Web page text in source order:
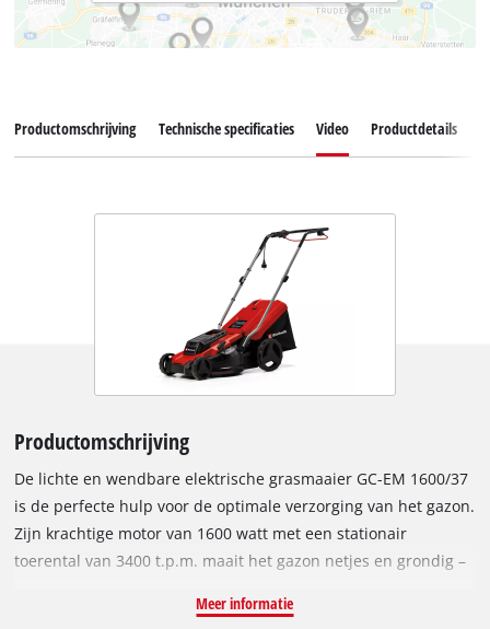
Productomschrijving Technische specificaties Video Productdetails
Productomschrijving
De lichte en wendbare elektrische grasmaaier GC-EM 1600/37
is de perfecte hulp voor de optimale verzorging van het gazon.
Zijn krachtige motor van 1600 watt met een stationair
toerental van 3400 t.p.m. maait het gazon netjes en grondig –
elektrische grasmaaier is gemaakt van robuust kunststof en
Meer informatie